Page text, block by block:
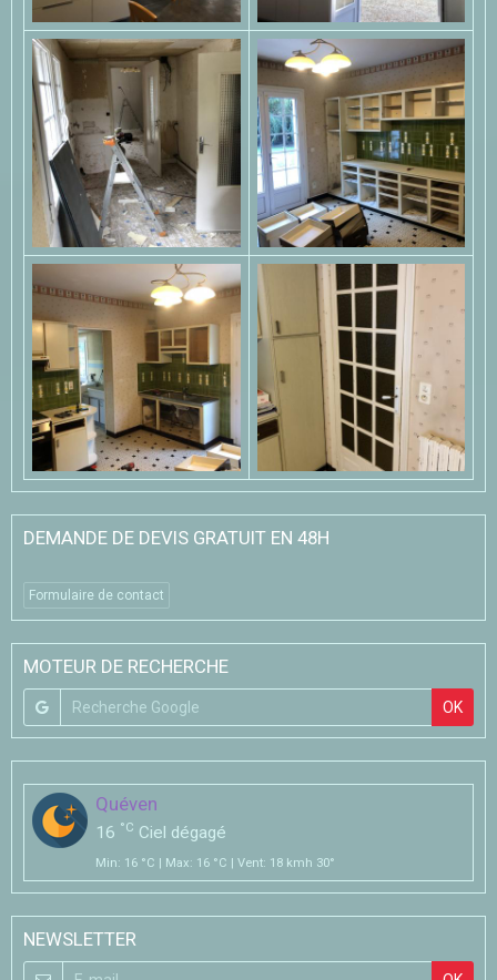
DEMANDE DE DEVIS GRATUIT EN 48H
Formulaire de contact
MOTEUR DE RECHERCHE
OK
Quéven
16 °C Ciel dégagé
Min: 16 °C | Max: 16 °C | Vent: 18 kmh 30°
NEWSLETTER